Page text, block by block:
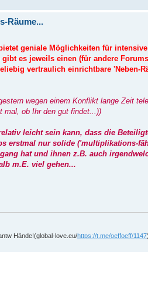
Räume...
geniale Möglichkeiten für
gibt es jeweils einen (für andere
vertraulich einrichtbare 'Neben-
wegen einem Konflikt lange Zeit
mal, ob Ihr den gut findet...))
leicht sein kann, dass die
erstmal nur solide ('multiplikations-
hat und ihnen z.B. auch
m.E. viel gehen...
Hände!(global-love.eu/https://t.me/oeffoeff/1147)